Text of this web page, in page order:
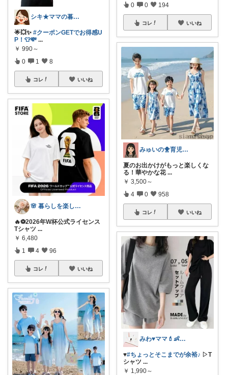
シキ★ママの暮らし、キッズ
🌟💥✨ #クーポンGETでお得感U
P！👕💸 ...
￥ 990～
0 1 8
コレ いいね
🌸 暮らしを楽しむ母🌸
🔥⚽️2026年W杯公式ライセンス
Tシャツ ...
￥ 6,480
1 4 96
コレ いいね
0 0 194
コレ いいね
みゅいの🐥育児×時短×コスパ☀️朝コレ
夏のお出かけがもっと楽しくな
る！華やかな花 ...
￥ 3,500～
4 0 958
コレ いいね
みわ♥️ママ💄👶夏かわいい
♥️#ちょっとそこまでが余裕♪ ▷T
シャツ ...
￥ 1,990～